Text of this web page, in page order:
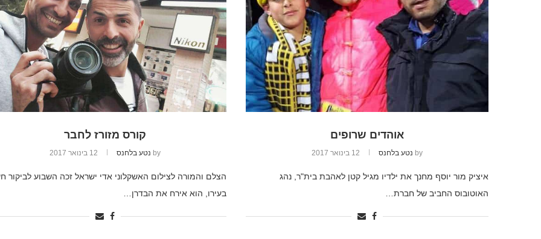
אוהדים שרופים
by נטע בלחנס 12 בינואר 2017
איציק מור יוסף מחנך את ילדיו מגיל קטן לאהבת בית"ר, נהג
האוטובוס החביב של חברת…
קורס מזורז לחבר
by נטע בלחנס 12 בינואר 2017
הצלם והמורה לצילום האשקלוני אדי ישראל זכה השבוע לביקור
בעירו, הוא אירח את הבדרן…